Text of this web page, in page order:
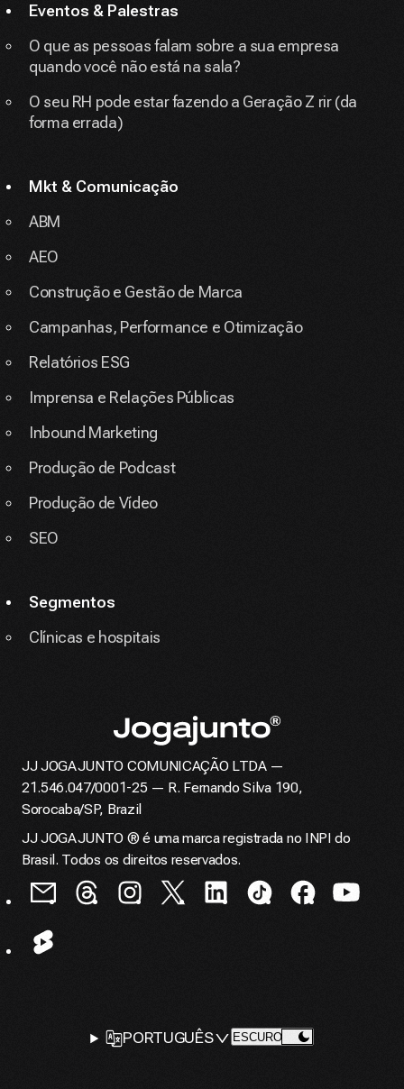
Eventos & Palestras
O que as pessoas falam sobre a sua empresa
quando você não está na sala?
O seu RH pode estar fazendo a Geração Z rir (da
forma errada)
Mkt & Comunicação
ABM
AEO
Construção e Gestão de Marca
Campanhas, Performance e Otimização
Relatórios ESG
Imprensa e Relações Públicas
Inbound Marketing
Produção de Podcast
Produção de Vídeo
SEO
Segmentos
Clínicas e hospitais
Página inicial
JJ JOGAJUNTO COMUNICAÇÃO LTDA —
21.546.047/0001-25 — R. Fernando Silva 190,
Sorocaba/SP, Brazil
JJ JOGAJUNTO ® é uma marca registrada no INPI do
Brasil. Todos os direitos reservados.
SELETOR DE
IDIOMA
PORTUGUÊS ALTERAR TEMA PARA
ESCURO